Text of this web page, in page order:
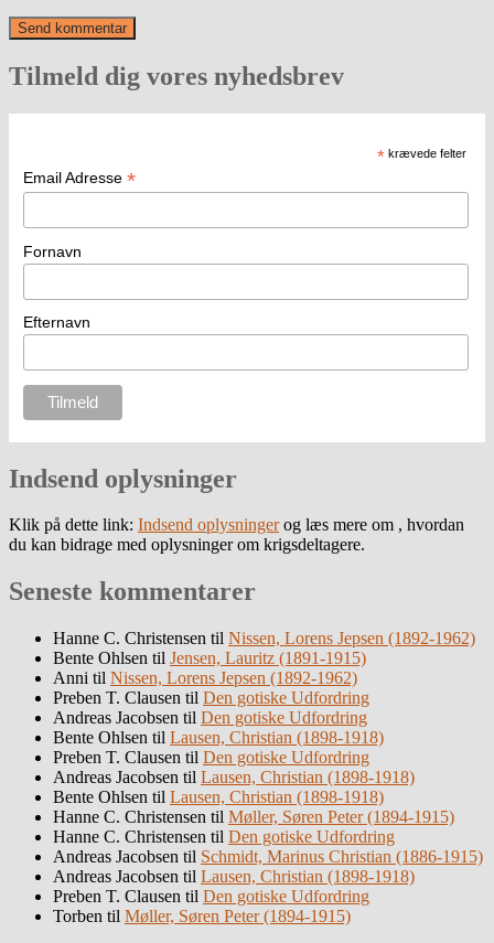
Tilmeld dig vores nyhedsbrev
* krævede felter
Email Adresse *
Fornavn
Efternavn
Indsend oplysninger
Klik på dette link: Indsend oplysningerog læs mere om , hvordan
du kan bidrage med oplysninger om krigsdeltagere.
Seneste kommentarer
Hanne C. Christensen til Nissen, Lorens Jepsen (1892-1962)
Bente Ohlsen til Jensen, Lauritz (1891-1915)
Anni til Nissen, Lorens Jepsen (1892-1962)
Preben T. Clausen til Den gotiske Udfordring
Andreas Jacobsen til Den gotiske Udfordring
Bente Ohlsen til Lausen, Christian (1898-1918)
Preben T. Clausen til Den gotiske Udfordring
Andreas Jacobsen til Lausen, Christian (1898-1918)
Bente Ohlsen til Lausen, Christian (1898-1918)
Hanne C. Christensen til Møller, Søren Peter (1894-1915)
Hanne C. Christensen til Den gotiske Udfordring
Andreas Jacobsen til Schmidt, Marinus Christian (1886-1915)
Andreas Jacobsen til Lausen, Christian (1898-1918)
Preben T. Clausen til Den gotiske Udfordring
Torben til Møller, Søren Peter (1894-1915)